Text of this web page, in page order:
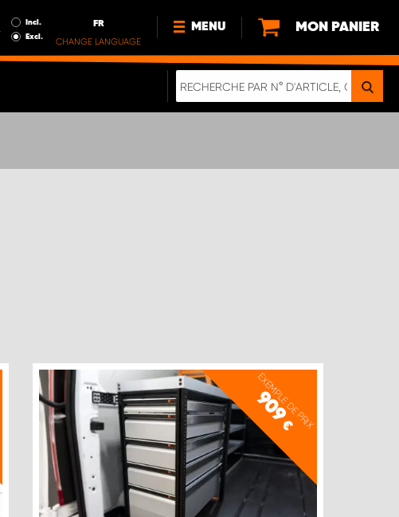
Incl.
Excl.
FR
CHANGE LANGUAGE
MENU
NOUVEAUTÉS
MON PANIER
EXEMPLE DE PRIX
909
€